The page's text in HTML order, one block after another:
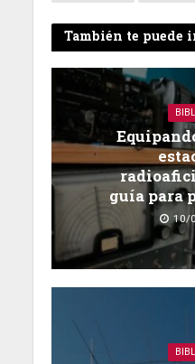
También te puede
guía para
10/